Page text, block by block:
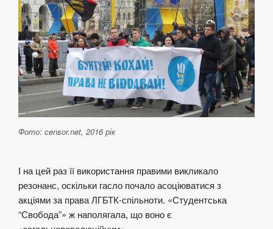
Фото: censor.net, 2016 рік
І на цей раз її використання правими викликало
резонанс, оскільки гасло почало асоціюватися з
акціями за права ЛГБТК-спільноти. «Студентська
“Свобода”» ж наполягала, що воно є